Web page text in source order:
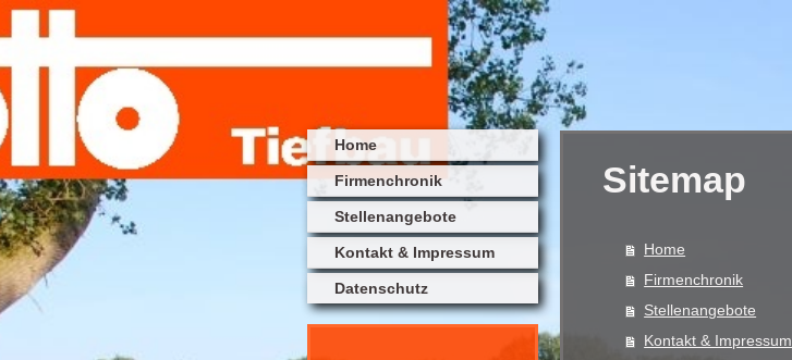
Home
Firmenchronik
Stellenangebote
Kontakt & Impressum
Datenschutz
Sitemap
Home
Firmenchronik
Stellenangebote
Kontakt & Impressum